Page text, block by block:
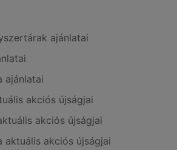
ajánlatai
ajánlatai
akciós újságjai
akciós újságjai
aktuális akciós újságjai